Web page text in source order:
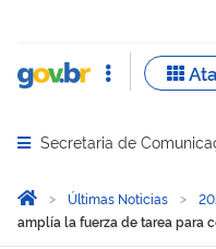
Abrir menu principal de
Secretaria de
Você está aqui:
InicioÚltimas Noticias
amplía la fuerza de tarea para